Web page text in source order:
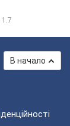
1.7
В начало